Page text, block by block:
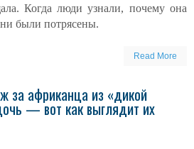
Когда люди узнали, почему она
были потрясены.
Read More
за африканца из «дикой
— вот как выглядит их